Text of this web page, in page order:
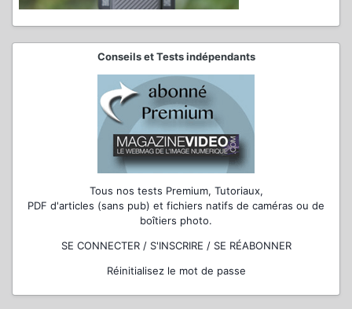
Conseils et Tests indépendants
Tous nos tests Premium, Tutoriaux,
PDF d'articles (sans pub) et fichiers natifs de caméras ou de
boîtiers photo.
SE CONNECTER / S'INSCRIRE / SE RÉABONNER
Réinitialisez le mot de passe